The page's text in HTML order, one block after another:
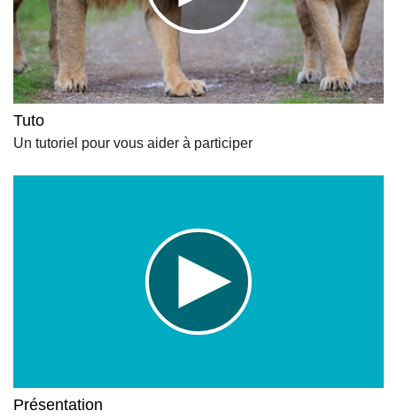
Tuto
Un tutoriel pour vous aider à participer
Présentation